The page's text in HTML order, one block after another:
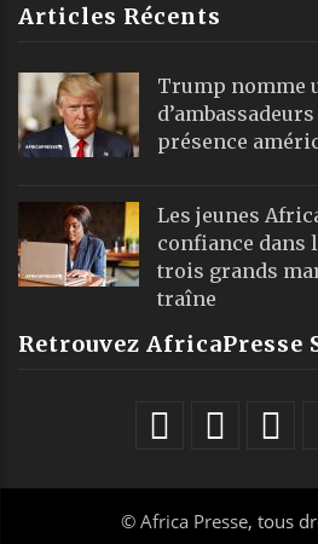
Articles Récents
Trump nomme
présence
Les jeunes
confiance dans
trois grands
traîne
Retrouvez AfricaPresse
© Africa Presse, tous